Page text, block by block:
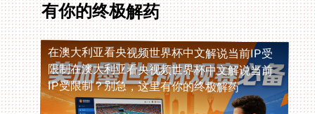
有你的终极解药
在澳大利亚看央视频世界杯中文解说当前IP受
限制在澳大利亚看央视频世界杯中文解说当前
IP受限制？别急，这里有你的终极解药